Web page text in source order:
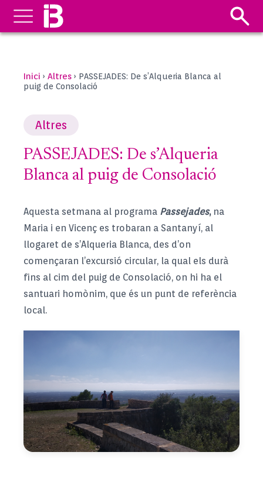
Inici › Altres › PASSEJADES: De s’Alqueria Blanca al
puig de Consolació
Altres
PASSEJADES: De s’Alqueria
Blanca al puig de Consolació
Aquesta setmana al programa Passejades,na
Maria i en Vicenç es trobaran a Santanyí, al
llogaret de s’Alqueria Blanca, des d’on
començaran l’excursió circular, la qual els durà
fins al cim del puig de Consolació, on hi ha el
santuari homònim, que és un punt de referència
local.